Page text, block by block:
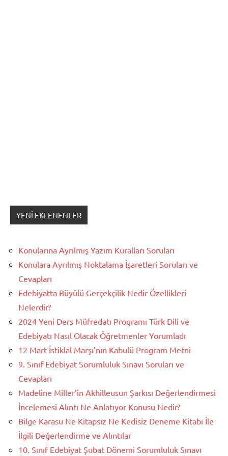
YENI EKLENENLER
Konularına Ayrılmış Yazım Kuralları Soruları
Konulara Ayrılmış Noktalama İşaretleri Soruları ve
Cevapları
Edebiyatta Büyülü Gerçekçilik Nedir Özellikleri
Nelerdir?
2024 Yeni Ders Müfredatı Programı Türk Dili ve
Edebiyatı Nasıl Olacak Öğretmenler Yorumladı
12 Mart İstiklal Marşı’nın Kabulü Program Metni
9. Sınıf Edebiyat Sorumluluk Sınavı Soruları ve
Cevapları
Madeline Miller’in Akhilleusun Şarkısı Değerlendirmesi
İncelemesi Alıntı Ne Anlatıyor Konusu Nedir?
Bilge Karasu Ne Kitapsız Ne Kedisiz Deneme Kitabı İle
İlgili Değerlendirme ve Alıntılar
10. Sınıf Edebiyat Şubat Dönemi Sorumluluk Sınavı